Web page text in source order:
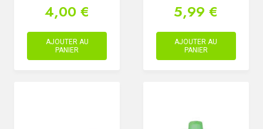
4,00 €
AJOUTER AU
PANIER
5,99 €
AJOUTER AU
PANIER